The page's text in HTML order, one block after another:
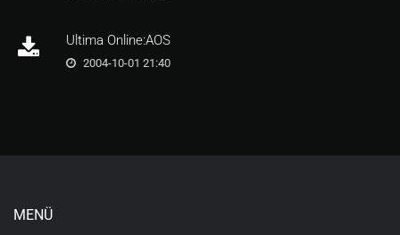
Ultima Online:AOS
2004-10-01 21:40
MENÜ